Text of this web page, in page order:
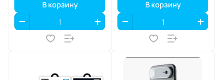
В корзину В корзину